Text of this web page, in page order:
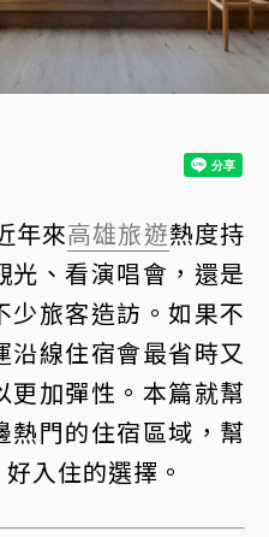
年來高雄旅遊熱度持
光、看演唱會，還是
少旅客造訪。如果不
線住宿會最省時又
更加彈性。本篇就幫
熱門的住宿區域，幫
入住的選擇。